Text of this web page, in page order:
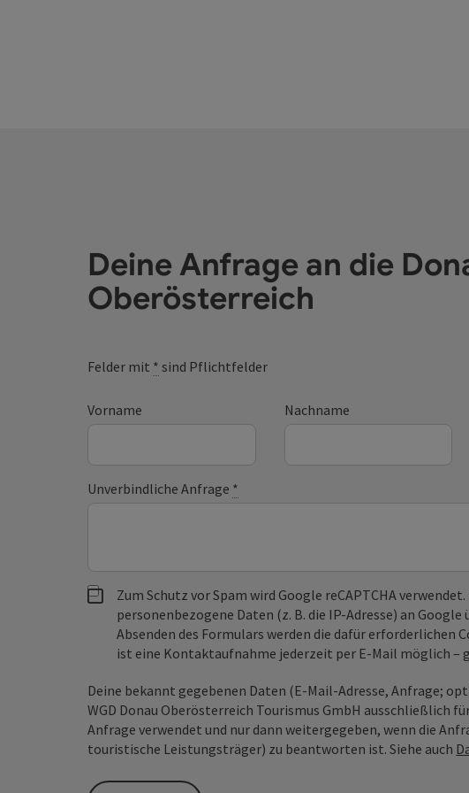
Deine Anfrage an die
Oberösterreich
Felder mit * sind Pflichtfelder
Vorname Nachname
Unverbindliche Anfrage *
Zum Schutz vor Spam wird Google reCAPTCHA
personenbezogene Daten (z. B. die IP-Adresse) an
Absenden des Formulars werden die dafür erforderlichen
ist eine Kontaktaufnahme jederzeit per E-Mail möglich –
Deine bekannt gegebenen Daten (E-Mail-Adresse, Anfrage;
WGD Donau Oberösterreich Tourismus GmbH ausschließlich
Anfrage verwendet und nur dann weitergegeben, wenn die
touristische Leistungsträger) zu beantworten ist. Siehe auch